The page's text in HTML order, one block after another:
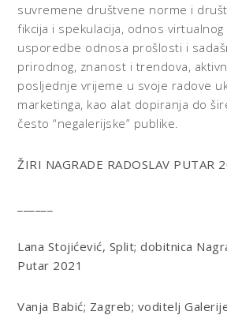
suvremene društvene norme i
fikcija i spekulacija, odnos
usporedbe odnosa prošlosti i
prirodnog, znanost i trendova,
posljednje vrijeme u svoje radove
marketinga, kao alat dopiranja do
često “negalerijske” publike.
ŽIRI NAGRADE RADOSLAV PUTAR
Lana Stojićević, Split; dobitnica
Putar 2021
Vanja Babić; Zagreb; voditelj